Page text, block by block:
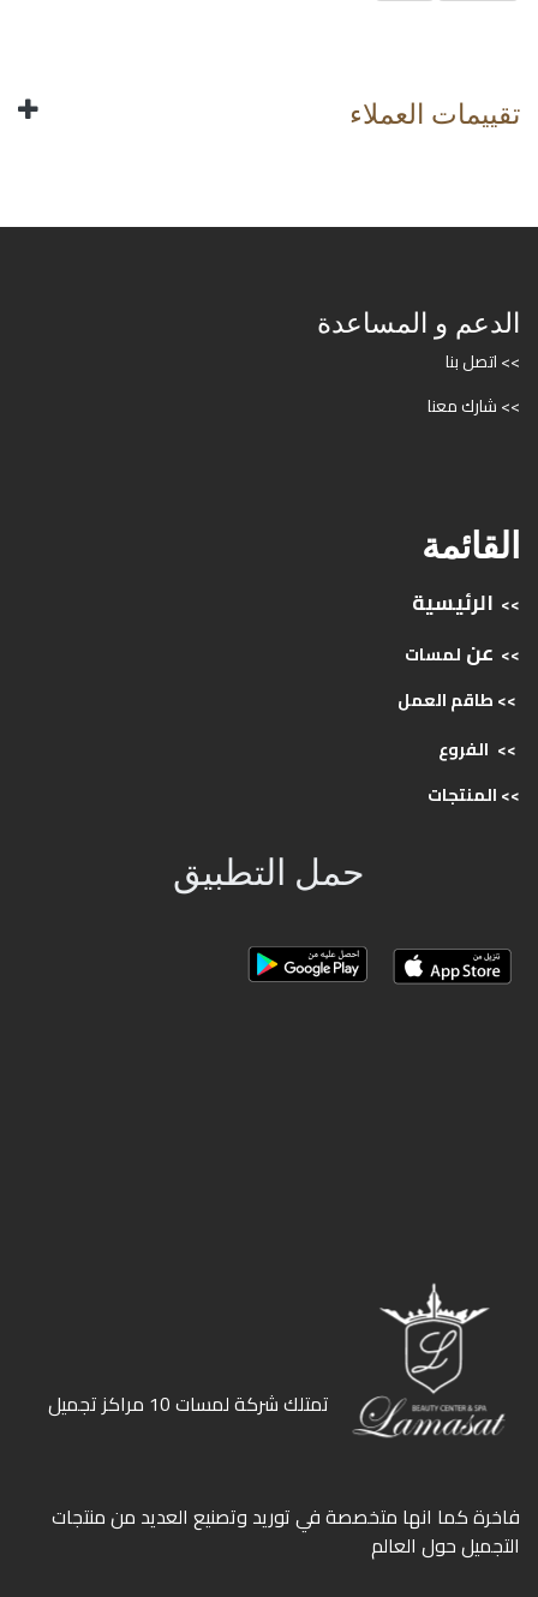
تقييمات العملاء
الدعم و المساعدة
>> اتصل بنا
>> شارك معنا
القائمة
>> الرئيسية
>> عن لمسات
>> طاقمالعمل
>> الفروع
>>المنتجات
حمل التطبيق
ﺗﻤﺘﻠﻚ ﺷﺮﻛﺔ ﻟﻤﺴﺎت 10 ﻣﺮاﻛﺰ ﺗﺠﻤﻴﻞ
ﻓﺎﺧﺮة كما انها ﻣﺘﺨﺼﺼﺔ ﻓﻲ ﺗﻮرﻳﺪ وﺗﺼﻨﻴﻊ اﻟﻌﺪﻳﺪ ﻣﻦ ﻣﻨﺘﺠﺎت
اﻟﺘﺠﻤﻴﻞ ﺣﻮل اﻟﻌﺎﻟﻢ